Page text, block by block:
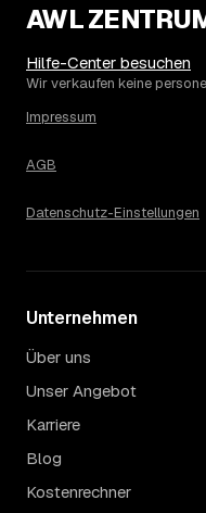
Auch anrechenbare
Sondermüllanteil
Betrag für Ihren Fall
kostenlosen
AWL
Hilfe-Center besuchen
Wir verkaufen keine
Impressum
AGB
Datenschutz-Einstellungen
Unternehmen
Über uns
Unser Angebot
Karriere
Blog
Kostenrechner